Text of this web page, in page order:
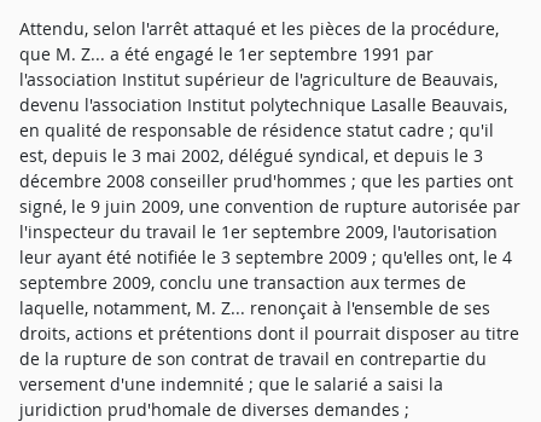
Attendu, selon l'arrêt attaqué et les pièces de la procédure,
que M. Z... a été engagé le 1er septembre 1991 par
l'association Institut supérieur de l'agriculture de Beauvais,
devenu l'association Institut polytechnique Lasalle Beauvais,
en qualité de responsable de résidence statut cadre ; qu'il
est, depuis le 3 mai 2002, délégué syndical, et depuis le 3
décembre 2008 conseiller prud'hommes ; que les parties ont
signé, le 9 juin 2009, une convention de rupture autorisée par
l'inspecteur du travail le 1er septembre 2009, l'autorisation
leur ayant été notifiée le 3 septembre 2009 ; qu'elles ont, le 4
septembre 2009, conclu une transaction aux termes de
laquelle, notamment, M. Z... renonçait à l'ensemble de ses
droits, actions et prétentions dont il pourrait disposer au titre
de la rupture de son contrat de travail en contrepartie du
versement d'une indemnité ; que le salarié a saisi la
juridiction prud'homale de diverses demandes ;